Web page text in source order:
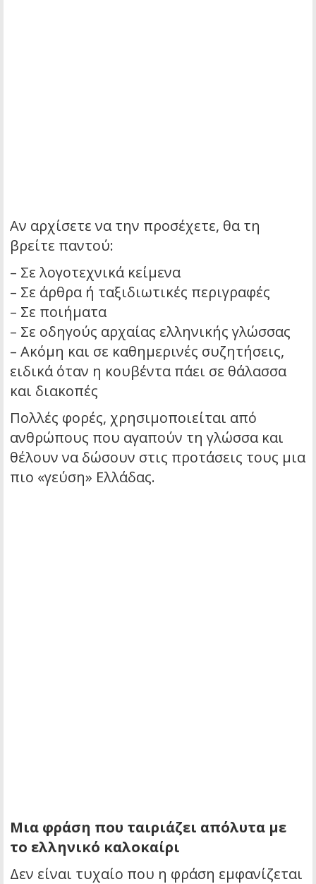
Αν αρχίσετε να την προσέχετε, θα τη
βρείτε παντού:
– Σε λογοτεχνικά κείμενα
– Σε άρθρα ή ταξιδιωτικές περιγραφές
– Σε ποιήματα
– Σε οδηγούς αρχαίας ελληνικής γλώσσας
– Ακόμη και σε καθημερινές συζητήσεις,
ειδικά όταν η κουβέντα πάει σε θάλασσα
και διακοπές
Πολλές φορές, χρησιμοποιείται από
ανθρώπους που αγαπούν τη γλώσσα και
θέλουν να δώσουν στις προτάσεις τους μια
πιο «γεύση» Ελλάδας.
Μια φράση που ταιριάζει απόλυτα με
το ελληνικό καλοκαίρι
Δεν είναι τυχαίο που η φράση εμφανίζεται